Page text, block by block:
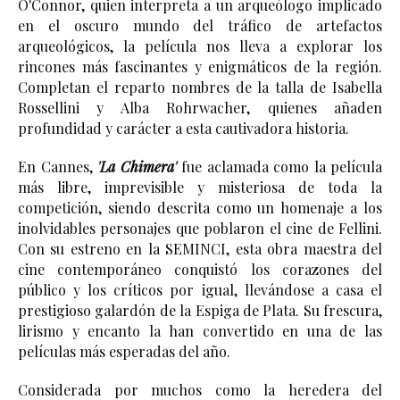
O'Connor, quien interpreta a un arqueólogo implicado
en el oscuro mundo del tráfico de artefactos
arqueológicos, la película nos lleva a explorar los
rincones más fascinantes y enigmáticos de la región.
Completan el reparto nombres de la talla de Isabella
Rossellini y Alba Rohrwacher, quienes añaden
profundidad y carácter a esta cautivadora historia.
En Cannes, 'La Chimera' fue aclamada como la película
más libre, imprevisible y misteriosa de toda la
competición, siendo descrita como un homenaje a los
inolvidables personajes que poblaron el cine de Fellini.
Con su estreno en la SEMINCI, esta obra maestra del
cine contemporáneo conquistó los corazones del
público y los críticos por igual, llevándose a casa el
prestigioso galardón de la Espiga de Plata. Su frescura,
lirismo y encanto la han convertido en una de las
películas más esperadas del año.
Considerada por muchos como la heredera del